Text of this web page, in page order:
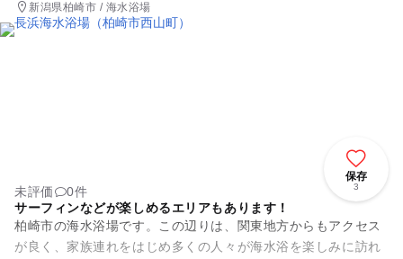
新潟県柏崎市 / 海水浴場
保存
3
未評価
0件
サーフィンなどが楽しめるエリアもあります！
柏崎市の海水浴場です。この辺りは、関東地方からもアクセス
が良く、家族連れをはじめ多くの人々が海水浴を楽しみに訪れ